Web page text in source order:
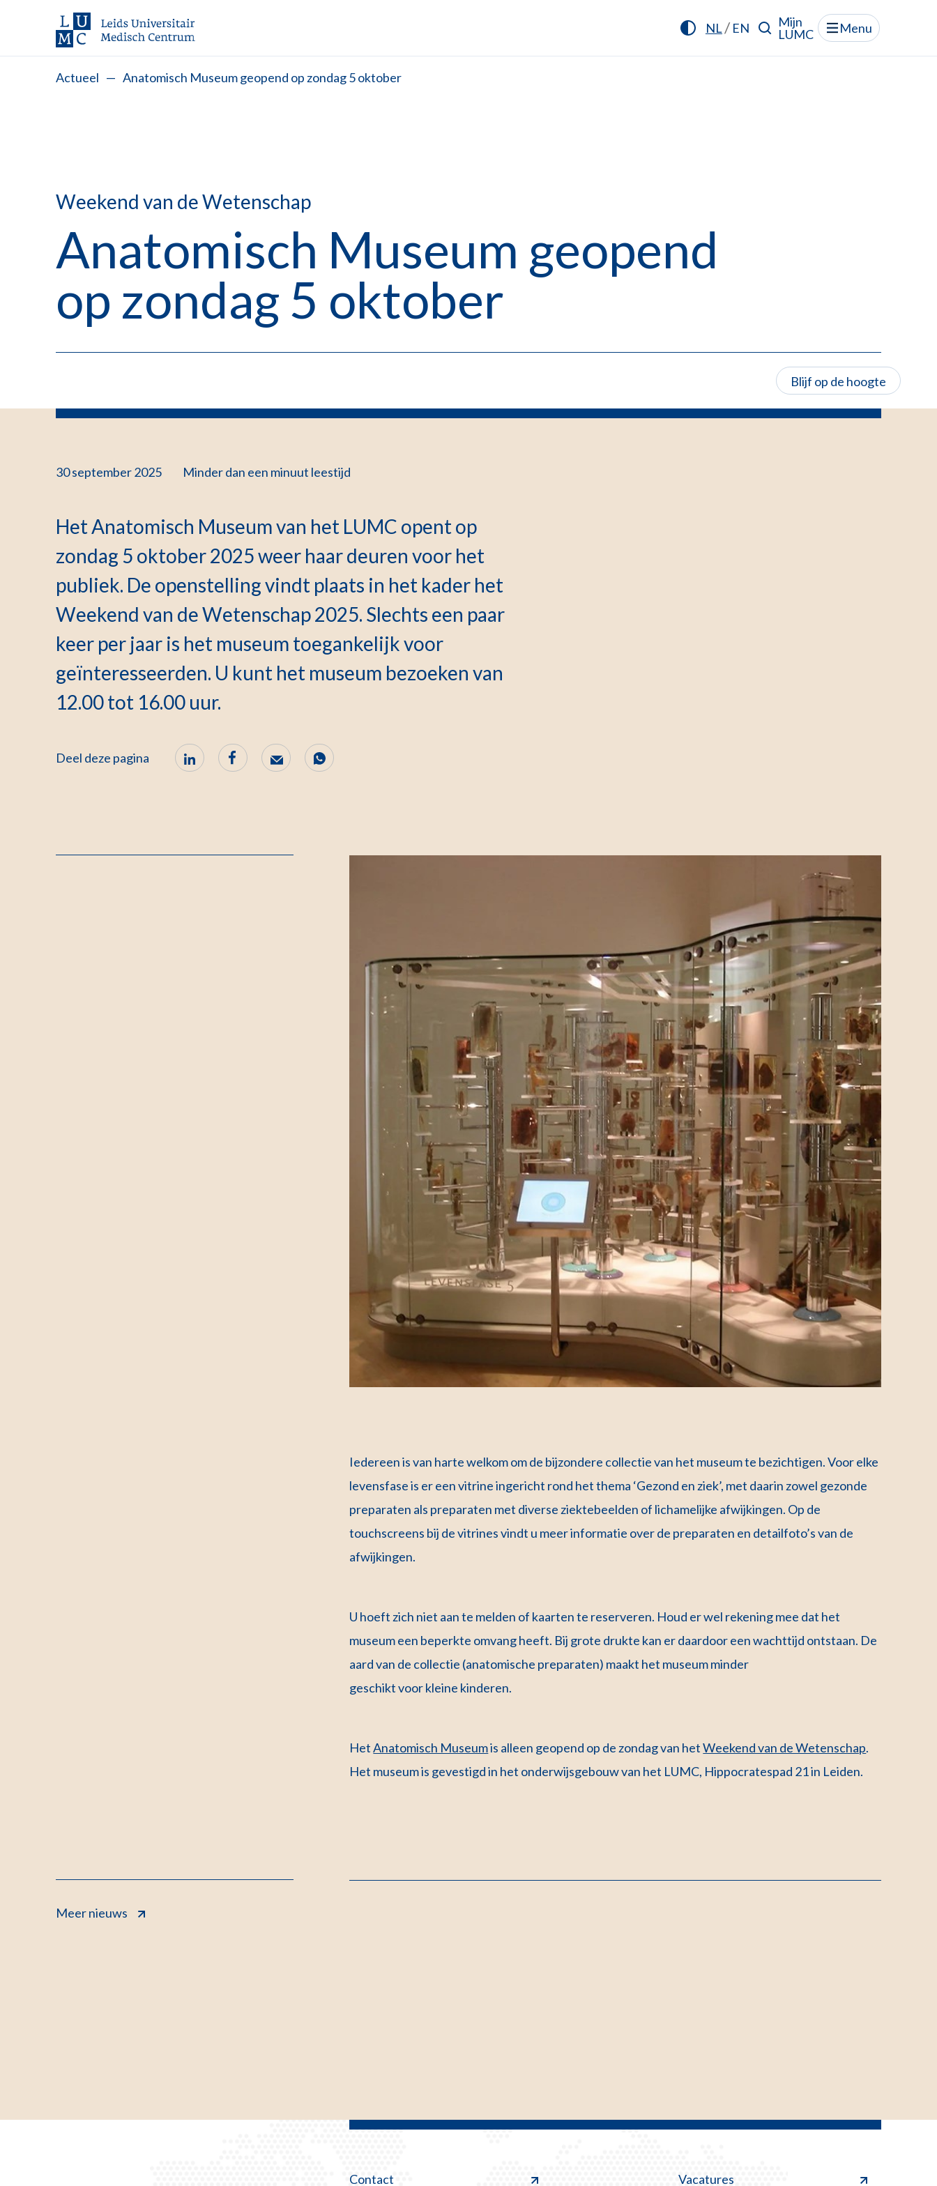
NL/ EN
Mijn
LUMC
Menu
Actueel — Anatomisch Museum geopend op zondag 5 oktober
Weekend van de Wetenschap
Anatomisch Museum geopend
op zondag 5 oktober
Blijf op de hoogte
30 september 2025 Minder dan een minuut leestijd
Het Anatomisch Museum van het LUMC opent op
zondag 5 oktober 2025 weer haar deuren voor het
publiek. De openstelling vindt plaats in het kader het
Weekend van de Wetenschap 2025. Slechts een paar
keer per jaar is het museum toegankelijk voor
geïnteresseerden. U kunt het museum bezoeken van
12.00 tot 16.00 uur.
Deel deze pagina
Iedereen is van harte welkom om de bijzondere collectie van het museum te bezichtigen. Voor elke
levensfase is er een vitrine ingericht rond het thema ‘Gezond en ziek’, met daarin zowel gezonde
preparaten als preparaten met diverse ziektebeelden of lichamelijke afwijkingen. Op de
touchscreens bij de vitrines vindt u meer informatie over de preparaten en detailfoto’s van de
afwijkingen.
U hoeft zich niet aan te melden of kaarten te reserveren. Houd er wel rekening mee dat het
museum een beperkte omvang heeft. Bij grote drukte kan er daardoor een wachttijd ontstaan. De
aard van de collectie (anatomische preparaten) maakt het museum minder
geschikt voor kleine kinderen.
HetAnatomisch Museumis alleen geopend op de zondag van hetWeekend van de Wetenschap.
Het museum is gevestigd in het onderwijsgebouw van het LUMC, Hippocratespad 21 in Leiden.
Meer nieuws
Contact Vacatures